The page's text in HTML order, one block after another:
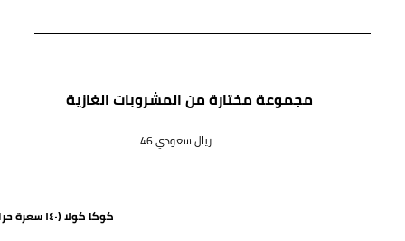
مجموعة مختارة من المشروبات الغازية
46 ريال سعودي
كوكا كولا (١٤٠ سعرة حرارية)